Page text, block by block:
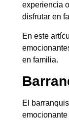
experiencia
disfrutar en
En este
en familia.
El